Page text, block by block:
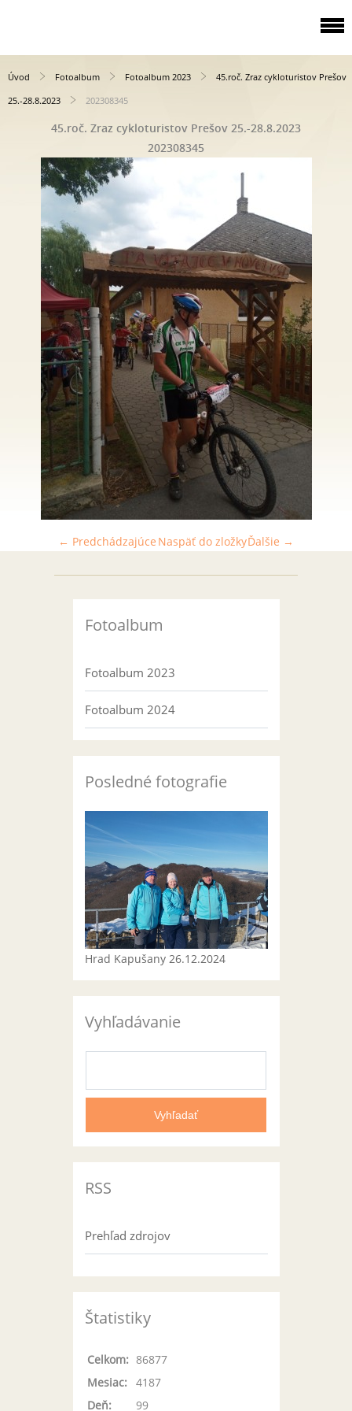
Úvod Fotoalbum Fotoalbum 2023
45.roč. Zraz cykloturistov Prešov
25.-28.8.2023
202308345
45.roč. Zraz cykloturistov Prešov 25.-28.8.2023
202308345
← Predchádzajúce Ďalšie →
Naspäť do zložky
Fotoalbum
Fotoalbum 2023
Fotoalbum 2024
Posledné fotografie
Hrad Kapušany 26.12.2024
Vyhľadávanie
RSS
Prehľad zdrojov
Štatistiky
Celkom: 86877
Mesiac:
4187
Deň:
99